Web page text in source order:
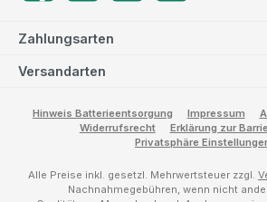
Zahlungsarten
Versandarten
Hinweis Batterieentsorgung Impressum
Widerrufsrecht
Erklärung zur
Privatsphäre
Alle Preise inkl. gesetzl. Mehrwertsteuer zzgl.
Nachnahmegebühren, wenn nicht